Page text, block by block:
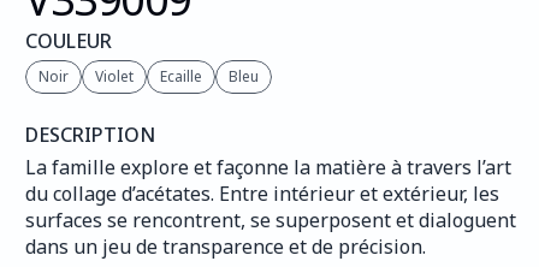
COULEUR
Noir Violet Ecaille Bleu
DESCRIPTION
La famille explore et façonne la matière à travers l’art
du collage d’acétates. Entre intérieur et extérieur, les
surfaces se rencontrent, se superposent et dialoguent
dans un jeu de transparence et de précision.